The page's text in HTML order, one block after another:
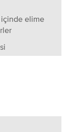
içinde elime